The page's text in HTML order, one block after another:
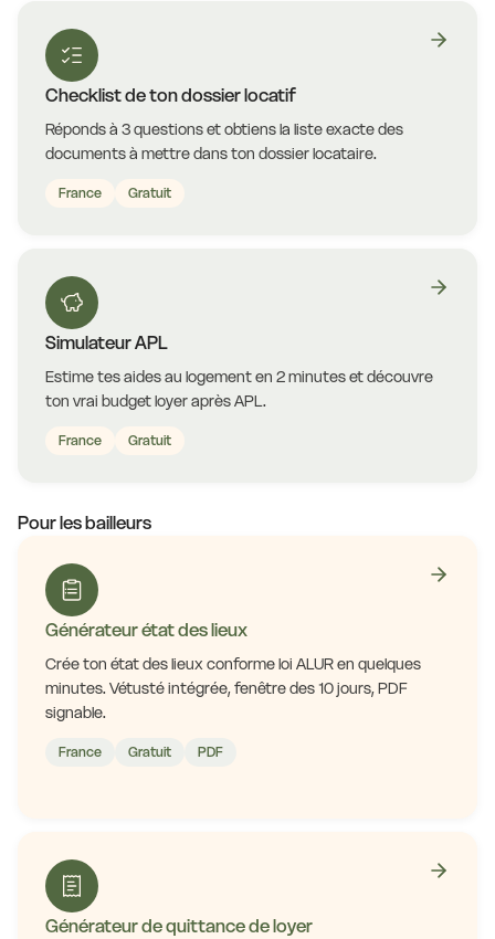
Checklist de ton dossier locatif
Réponds à 3 questions et obtiens la liste exacte des
documents à mettre dans ton dossier locataire.
France Gratuit
Simulateur APL
Estime tes aides au logement en 2 minutes et découvre
ton vrai budget loyer après APL.
France Gratuit
Pour les bailleurs
Générateur état des lieux
Crée ton état des lieux conforme loi ALUR en quelques
minutes. Vétusté intégrée, fenêtre des 10 jours, PDF
signable.
France Gratuit PDF
Générateur de quittance de loyer